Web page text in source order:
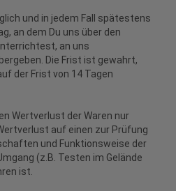
und in jedem Fall spätestens
an dem Du uns über den
an uns
Die Frist ist gewahrt,
der Frist von 14 Tagen
Wertverlust der Waren nur
auf einen zur Prüfung
und Funktionsweise der
(z.B. Testen im Gelände
ist.